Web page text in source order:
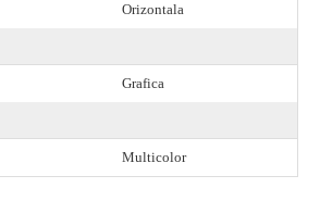
Orizontala
Grafica
Multicolor